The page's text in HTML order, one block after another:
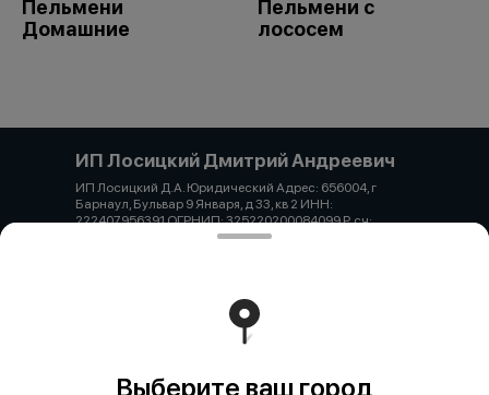
Пельмени
Домашние
Пельмени с
лососем
ИП Лосицкий Дмитрий Андреевич
ИП Лосицкий Д.А. Юридический Адрес: 656004, г
Барнаул, Бульвар 9 Января, д 33, кв 2 ИНН:
222407956391 ОГРНИП: 325220200084099 Р. сч:
40802810502740004399 АЛТАЙСКОЕ ОТДЕЛЕНИЕ
Работает на эффективном ядре
Выберите ваш город